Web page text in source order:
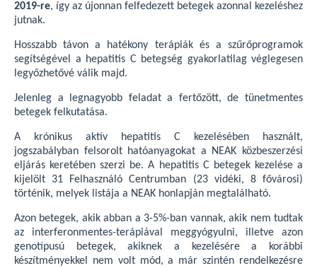
2019-re, így az újonnan felfedezett betegek azonnal kezeléshez
jutnak.
Hosszabb távon a hatékony terápiák és a szűrőprogramok
segítségével a hepatitis C betegség gyakorlatilag véglegesen
legyőzhetővé válik majd.
Jelenleg a legnagyobb feladat a fertőzött, de tünetmentes
betegek felkutatása.
A krónikus aktív hepatitis C kezelésében használt,
jogszabályban felsorolt hatóanyagokat a NEAK közbeszerzési
eljárás keretében szerzi be. A hepatitis C betegek kezelése a
kijelölt 31 Felhasználó Centrumban (23 vidéki, 8 fővárosi)
történik, melyek listája a NEAK honlapján megtalálható.
Azon betegek, akik abban a 3-5%-ban vannak, akik nem tudtak
az interferonmentes-terápiával meggyógyulni, illetve azon
genotípusú betegek, akiknek a kezelésére a korábbi
készítményekkel nem volt mód, a már szintén rendelkezésre